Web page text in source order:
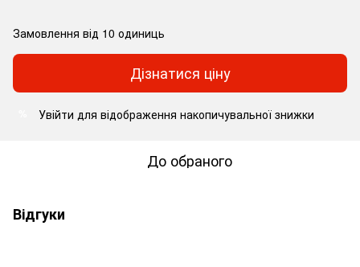
Замовлення від 10 одиниць
Дізнатися ціну
Увійти для відображення накопичувальної знижки
До обраного
Відгуки